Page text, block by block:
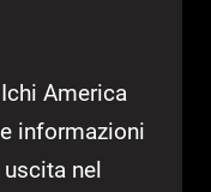
America
informazioni
nel